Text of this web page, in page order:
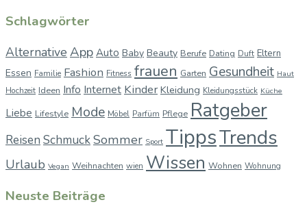
Schlagwörter
Alternative App Auto Baby Beauty Berufe Dating Duft Eltern
Essen Familie Fashion Fitness frauen Garten Gesundheit Haut
Hochzeit Ideen Info Internet Kinder Kleidung Kleidungsstück Küche
Liebe Lifestyle Mode Möbel Parfüm Pflege Ratgeber
Reisen SchmuckSommer Sport TippsTrends
Urlaub Vegan Weihnachten wien Wissen Wohnen Wohnung
Neuste Beiträge